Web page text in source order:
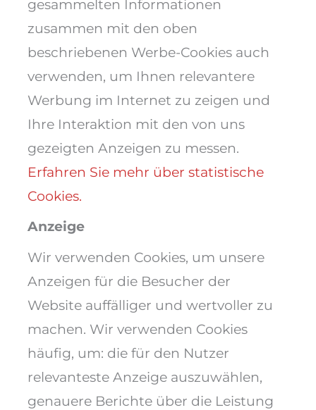
gesammelten Informationen
zusammen mit den oben
beschriebenen Werbe-Cookies auch
verwenden, um Ihnen relevantere
Werbung im Internet zu zeigen und
Ihre Interaktion mit den von uns
gezeigten Anzeigen zu messen.
Erfahren Sie mehr über statistische
Cookies.
Anzeige
Wir verwenden Cookies, um unsere
Anzeigen für die Besucher der
Website auffälliger und wertvoller zu
machen. Wir verwenden Cookies
häufig, um: die für den Nutzer
relevanteste Anzeige auszuwählen,
genauere Berichte über die Leistung